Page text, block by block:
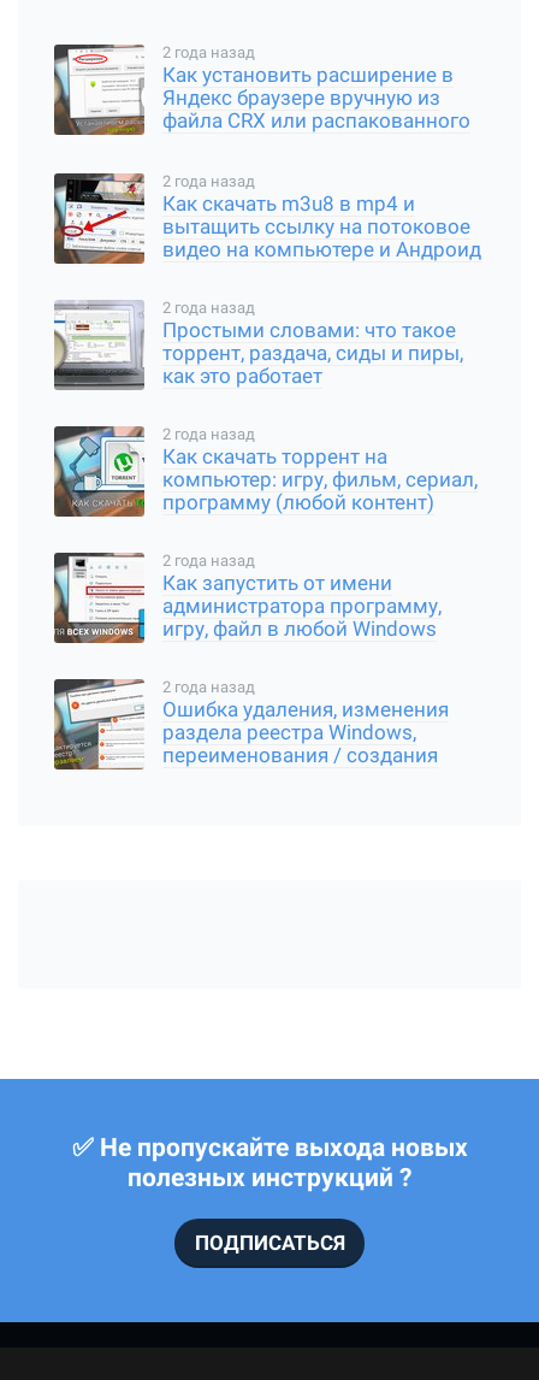
2 года назад
Как установить расширение в
Яндекс браузере вручную из
файла CRX или распакованного
2 года назад
Как скачать m3u8 в mp4 и
вытащить ссылку на потоковое
видео на компьютере и Андроид
2 года назад
Простыми словами: что такое
торрент, раздача, сиды и пиры,
как это работает
2 года назад
Как скачать торрент на
компьютер: игру, фильм, сериал,
программу (любой контент)
2 года назад
Как запустить от имени
администратора программу,
игру, файл в любой Windows
2 года назад
Ошибка удаления, изменения
раздела реестра Windows,
переименования / создания
✅ Не пропускайте выхода новых
полезных инструкций ?
ПОДПИСАТЬСЯ